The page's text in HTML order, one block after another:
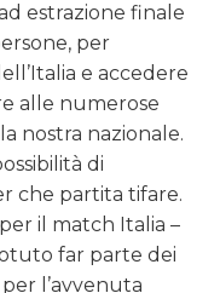
estrazione finale
per
e accedere
alle numerose
nostra nazionale.
di
che partita tifare.
il match Italia –
far parte dei
l’avvenuta